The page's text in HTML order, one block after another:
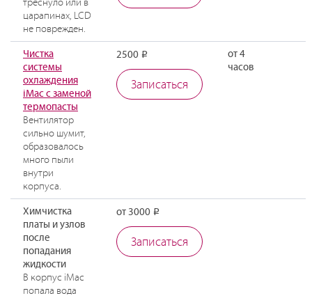
треснуло или в
царапинах, LCD
не поврежден.
Чистка
системы
охлаждения
iMac с заменой
термопасты
Вентилятор
сильно шумит,
образовалось
много пыли
внутри
корпуса.
2500 Р
Записаться
от 4
часов
Химчистка
платы и узлов
после
попадания
жидкости
В корпус iMac
попала вода
от 3000 Р
Записаться